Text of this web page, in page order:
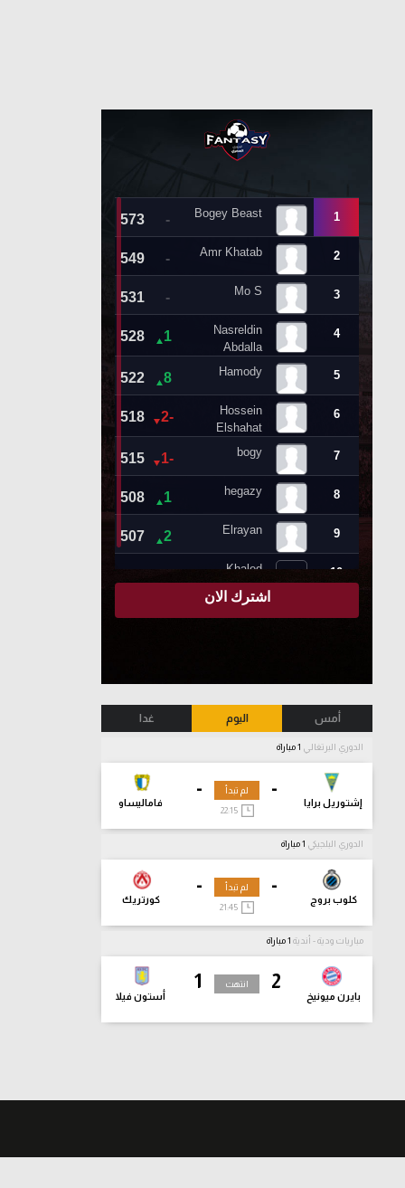
أمس اليوم غدا
الدوري البرتغالي
-
إشتوريل برايا
-
فاماليساو
لم تبدأ
22:15
الدوري البلجيكي
-
كلوب بروج
-
كورتريك
لم تبدأ
مباريات ودية - أندية
2
بايرن ميونيخ
1
أستون فيلا
انتهت